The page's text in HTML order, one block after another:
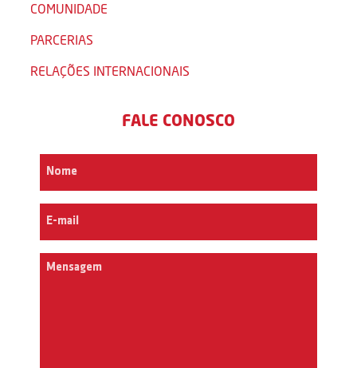
COMUNIDADE
PARCERIAS
RELAÇÕES INTERNACIONAIS
FALE CONOSCO